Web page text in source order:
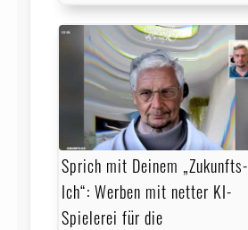
Sprich mit Deinem „Zukunfts-
Ich“: Werben mit netter KI-
Spielerei für die